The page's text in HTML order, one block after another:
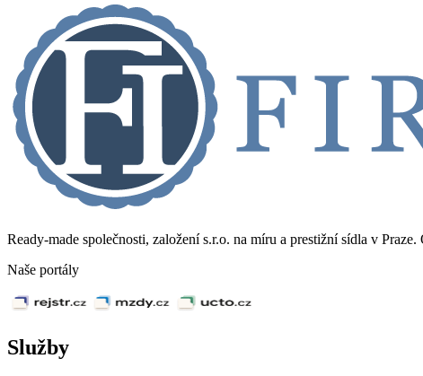
Ready-made společnosti, založení s.r.o. na míru a prestižní sídla v
Naše portály
Služby